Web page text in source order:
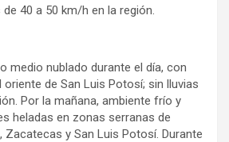
40 a 50 km/h en la región.
medio nublado durante el día, con
oriente de San Luis Potosí; sin lluvias
Por la mañana, ambiente frío y
heladas en zonas serranas de
Zacatecas y San Luis Potosí. Durante